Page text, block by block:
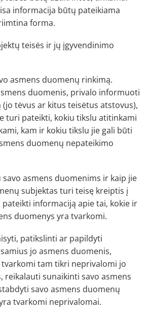
informacija būtų pateikiama
forma.
teisės ir jų įgyvendinimo
asmens duomenų rinkimą.
duomenis, privalo informuoti
tėvus ar kitus teisėtus atstovus),
turi pateikti, kokiu tikslu atitinkami
kam ir kokiu tikslu jie gali būti
duomenų nepateikimo
savo asmens duomenims ir kaip jie
subjektas turi teisę kreiptis į
pateikti informaciją apie tai, kokie ir
duomenys yra tvarkomi.
patikslinti ar papildyti
jo asmens duomenis,
tam tikri neprivalomi jo
reikalauti sunaikinti savo asmens
savo asmens duomenų
tvarkomi neprivalomai.